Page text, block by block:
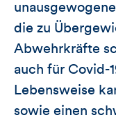
die zu
Abwehrkräfte
auch für Covid-
Lebensweise
sowie einen